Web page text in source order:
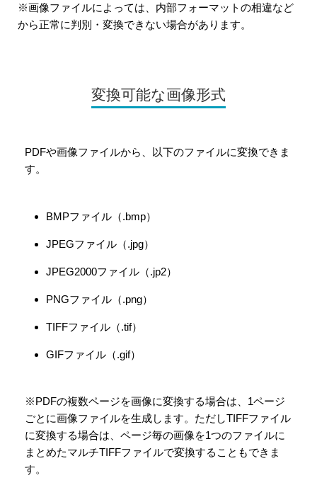
※画像ファイルによっては、内部フォーマットの相違など
から正常に判別・変換できない場合があります。
変換可能な画像形式
PDFや画像ファイルから、以下のファイルに変換できま
す。
BMPファイル（.bmp）
JPEGファイル（.jpg）
JPEG2000ファイル（.jp2）
PNGファイル（.png）
TIFFファイル（.tif）
GIFファイル（.gif）
※PDFの複数ページを画像に変換する場合は、1ページ
ごとに画像ファイルを生成します。ただしTIFFファイル
に変換する場合は、ページ毎の画像を1つのファイルに
まとめたマルチTIFFファイルで変換することもできま
す。